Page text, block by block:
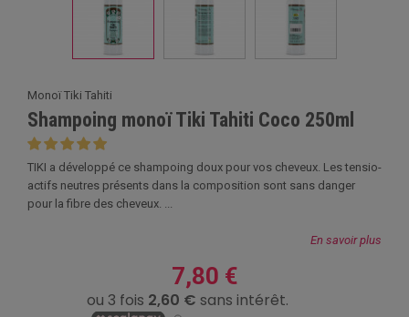
Monoï Tiki Tahiti
Shampoing monoï Tiki Tahiti Coco 250ml
TIKI a développé ce shampoing doux pour vos cheveux. Les tensio-
actifs neutres présents dans la composition sont sans danger
pour la fibre des cheveux. ...
En savoir plus
7,80 €